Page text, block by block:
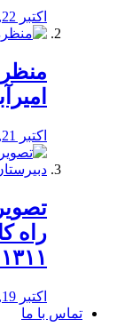
اکتبر 22, 2019
اکتبر 21, 2019
راه
۱۳۱۱ه ش
اکتبر 19, 2019
تماس با ما